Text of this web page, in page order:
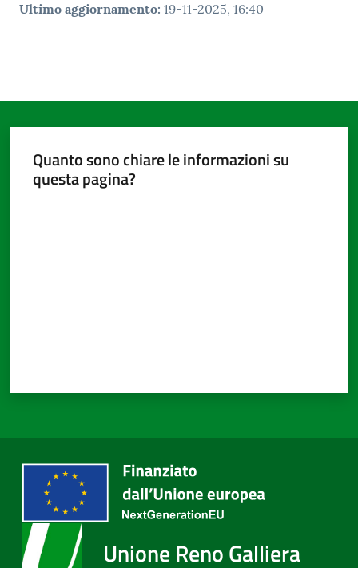
Ultimo aggiornamento: 19-11-2025, 16:40
Quanto sono chiare le informazioni su
questa pagina?
Unione Reno Galliera